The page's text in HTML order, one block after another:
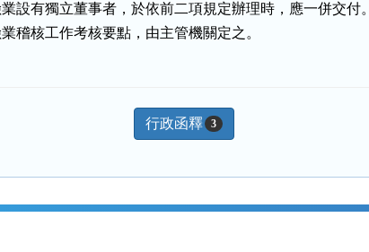
設有獨立董事者，於依前二項規定辦理時，應一併交付。
稽核工作考核要點，由主管機關定之。
行政函釋 3